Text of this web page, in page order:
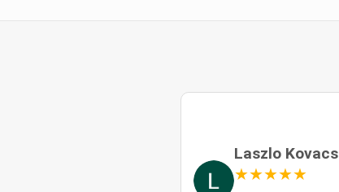
Laszlo Kovacs
★★★★★